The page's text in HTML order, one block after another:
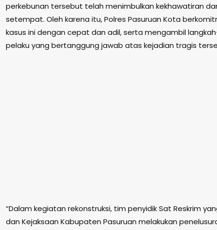
perkebunan tersebut telah menimbulkan kekhawatiran
setempat. Oleh karena itu, Polres Pasuruan Kota
kasus ini dengan cepat dan adil, serta mengambil
pelaku yang bertanggung jawab atas kejadian tragis
“Dalam kegiatan rekonstruksi, tim penyidik Sat Reskrim
dan Kejaksaan Kabupaten Pasuruan melakukan